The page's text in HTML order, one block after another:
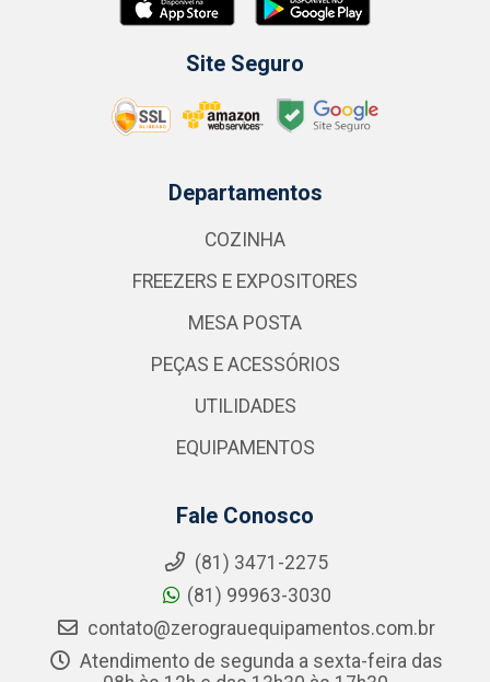
Site Seguro
Departamentos
COZINHA
FREEZERS E EXPOSITORES
MESA POSTA
PEÇAS E ACESSÓRIOS
UTILIDADES
EQUIPAMENTOS
Fale Conosco
(81) 3471-2275
(81) 99963-3030
contato@zerograuequipamentos.com.br
Atendimento de segunda a sexta-feira das